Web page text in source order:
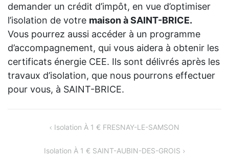
demander un crédit d’impôt, en vue d’optimiser
l’isolation de votre maison à SAINT-BRICE.
Vous pourrez aussi accéder à un programme
d’accompagnement, qui vous aidera à obtenir les
certificats énergie CEE. Ils sont délivrés après les
travaux d’isolation, que nous pourrons effectuer
pour vous, à SAINT-BRICE.
NAVIGATION
L’ARTICLE
Isolation À 1 € FRESNAY-LE-SAMSON
Isolation À 1 € SAINT-AUBIN-DES-GROIS